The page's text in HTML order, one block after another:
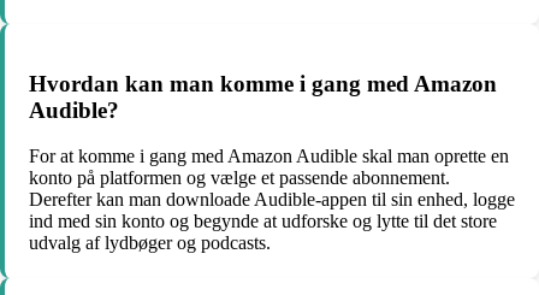
Hvordan kan man komme i gang med Amazon
Audible?
For at komme i gang med Amazon Audible skal man oprette en
konto på platformen og vælge et passende abonnement.
Derefter kan man downloade Audible-appen til sin enhed, logge
ind med sin konto og begynde at udforske og lytte til det store
udvalg af lydbøger og podcasts.